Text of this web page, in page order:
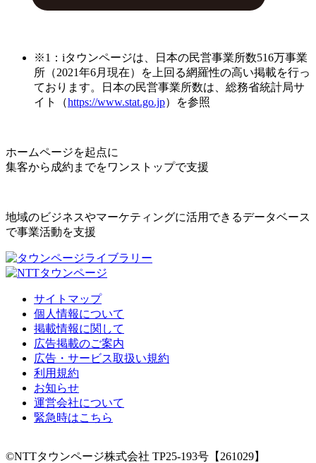
※1：iタウンページは、日本の民営事業所数516万事業
所（2021年6月現在）を上回る網羅性の高い掲載を行っ
ております。日本の民営事業所数は、総務省統計局サ
イト（https://www.stat.go.jp）を参照
ホームページを起点に
集客から成約までをワンストップで支援
地域のビジネスやマーケティングに活用できるデータベース
で事業活動を支援
サイトマップ
個人情報について
掲載情報に関して
広告掲載のご案内
広告・サービス取扱い規約
利用規約
お知らせ
運営会社について
緊急時はこちら
©NTTタウンページ株式会社 TP25-193号【261029】